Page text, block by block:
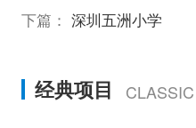
下篇： 深圳五洲小学
经典项目